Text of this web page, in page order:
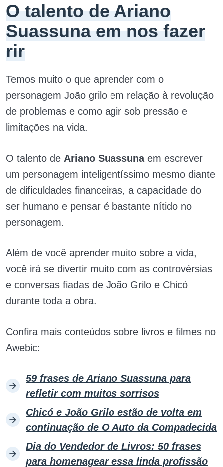
O talento de Ariano
Suassuna em nos fazer
rir
Temos muito o que aprender com o
personagem João grilo em relação à revolução
de problemas e como agir sob pressão e
limitações na vida.
O talento de Ariano Suassuna em escrever
um personagem inteligentíssimo mesmo diante
de dificuldades financeiras, a capacidade do
ser humano e pensar é bastante nítido no
personagem.
Além de você aprender muito sobre a vida,
você irá se divertir muito com as controvérsias
e conversas fiadas de João Grilo e Chicó
durante toda a obra.
Confira mais conteúdos sobre livros e filmes no
Awebic:
59 frases de Ariano Suassuna para
refletir com muitos sorrisos
Chicó e João Grilo estão de volta em
continuação de O Auto da Compadecida
Dia do Vendedor de Livros: 50 frases
para homenagear essa linda profissão